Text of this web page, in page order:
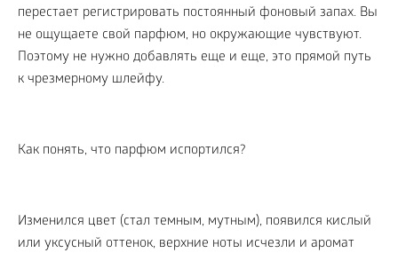
перестает регистрировать постоянный фоновый запах. Вы
не ощущаете свой парфюм, но окружающие чувствуют.
Поэтому не нужно добавлять еще и еще, это прямой путь
к чрезмерному шлейфу.
Как понять, что парфюм испортился?
Изменился цвет (стал темным, мутным), появился кислый
или уксусный оттенок, верхние ноты исчезли и аромат